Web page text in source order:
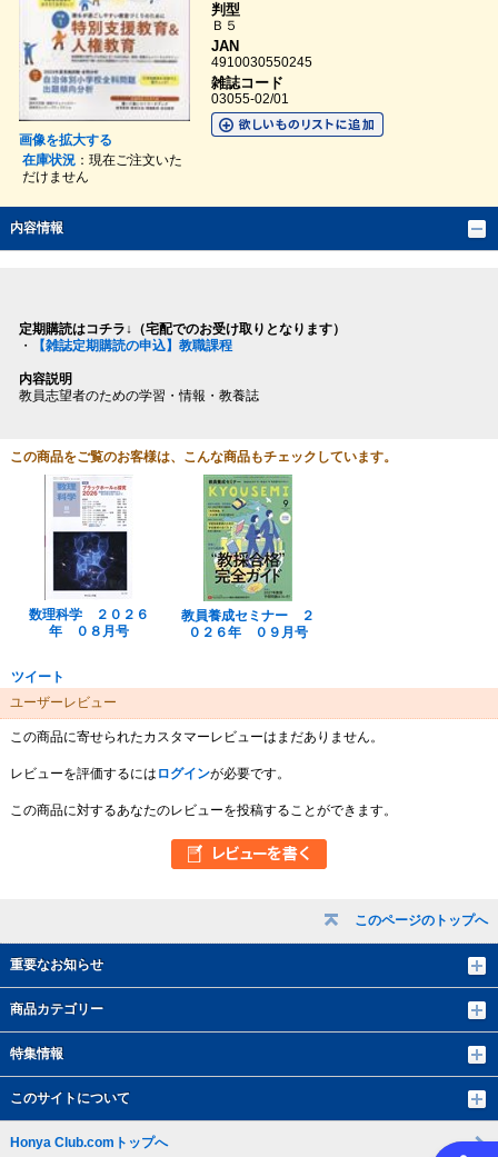
このページのトップへ
重要なお知らせ
商品カテゴリー
特集情報
このサイトについて
画像を拡大する
在庫状況：現在ご注文いた
だけません
判型
Ｂ５
JAN
4910030550245
雑誌コード
03055-02/01
内容情報
定期購読はコチラ↓（宅配でのお受け取りとなります）
・
【雑誌定期購読の申込】教職課程
内容説明
教員志望者のための学習・情報・教養誌
この商品をご覧のお客様は、こんな商品もチェックしています。
数理科学 ２０２６
年 ０８月号
教員養成セミナー ２
０２６年 ０９月号
ツイート
ユーザーレビュー
この商品に寄せられたカスタマーレビューはまだありません。
レビューを評価するには ログインが必要です。
この商品に対するあなたのレビューを投稿することができます。
Honya Club.comトップへ